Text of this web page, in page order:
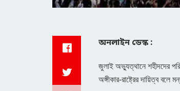
অনলাইন ডেস্ক :
জুলাই অভ্যুত্থানে শহীদদের
অঙ্গীকার-রাষ্ট্রের দায়িত্ব বলে